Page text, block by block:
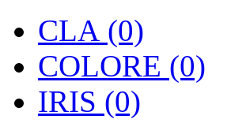
CLA (0)
COLORE (0)
IRIS (0)